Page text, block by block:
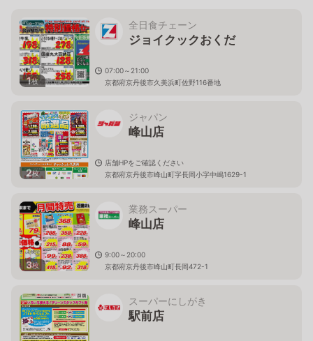
1枚
全日食チェーン
ジョイクックおくだ
07:00～21:00
京都府京丹後市久美浜町佐野116番地
2枚
ジャパン
峰山店
店舗HPをご確認ください
京都府京丹後市峰山町字長岡小字中嶋1629-1
3枚
業務スーパー
峰山店
9:00～20:00
京都府京丹後市峰山町長岡472-1
スーパーにしがき
駅前店